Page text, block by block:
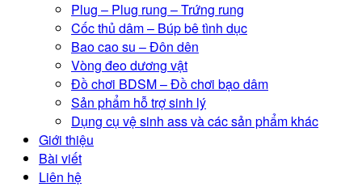
Plug – Plug rung – Trứng rung
Cốc thủ dâm – Búp bê tình dục
Bao cao su – Đôn dên
Vòng đeo dương vật
Đồ chơi BDSM – Đồ chơi bạo dâm
Sản phẩm hỗ trợ sinh lý
Dụng cụ vệ sinh ass và các sản phẩm khác
Giới thiệu
Bài viết
Liên hệ